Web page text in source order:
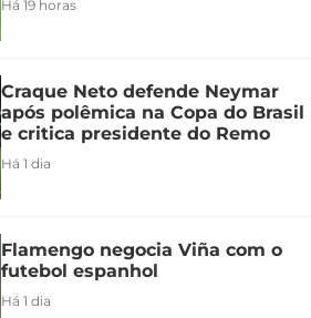
Há 19 horas
Craque Neto defende Neymar
após polêmica na Copa do Brasil
e critica presidente do Remo
Há 1 dia
Flamengo negocia Viña com o
futebol espanhol
Há 1 dia